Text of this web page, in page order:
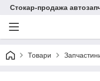
Стокар-продажа
Товари